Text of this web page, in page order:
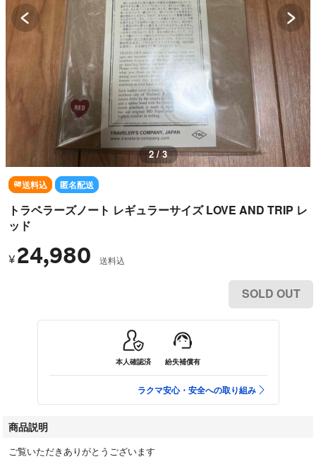
2 / 3
送料込 匿名配送
トラベラーズノート レギュラーサイズ LOVE AND TRIP レ
ッド
¥ 24,980 送料込
SOLD OUT
本人確認済 紛失補償有
ラクマ安心・安全への取り組み
商品説明
ご覧いただきありがとうございます